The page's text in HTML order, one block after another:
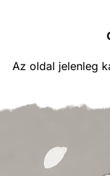
Az oldal jelenleg